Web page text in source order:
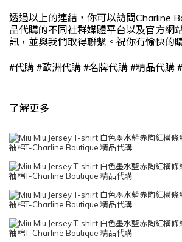
透過以上的連結，你可以訪問Charline
品代購的不同社群媒體平台以及官方網
訊，並與我們取得聯繫。祝你有愉快的
#代購 #歐洲代購 #名牌代購 #精品代購 #
了解更多